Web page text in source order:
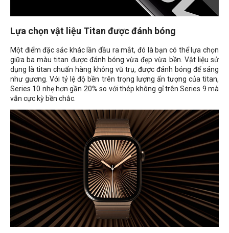
Lựa chọn vật liệu Titan được đánh bóng
Một điểm đặc sắc khác lần đầu ra mắt, đó là bạn có thể lựa chọn
giữa ba màu titan được đánh bóng vừa đẹp vừa bền. Vật liệu sử
dụng là titan chuẩn hàng không vũ trụ, được đánh bóng để sáng
như gương. Với tỷ lệ độ bền trên trọng lượng ấn tượng của titan,
Series 10 nhẹ hơn gần 20% so với thép không gỉ trên Series 9 mà
vẫn cực kỳ bền chắc.